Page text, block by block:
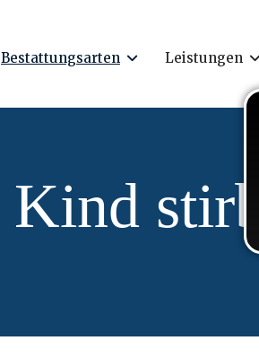
Bestattungsarten Leistungen
Kind